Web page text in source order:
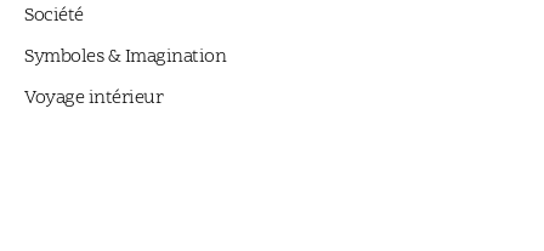
Société
Symboles & Imagination
Voyage intérieur